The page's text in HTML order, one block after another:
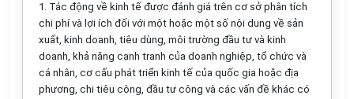
1. Tác động về kinh tế được đánh giá trên cơ sở phân tích
chi phí và lợi ích đối với một hoặc một số nội dung về sản
xuất, kinh doanh, tiêu dùng, môi trường đầu tư và kinh
doanh, khả năng cạnh tranh của doanh nghiệp, tổ chức và
cá nhân, cơ cấu phát triển kinh tế của quốc gia hoặc địa
phương, chi tiêu công, đầu tư công và các vấn đề khác có